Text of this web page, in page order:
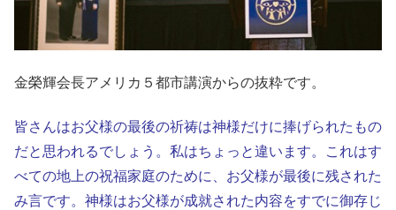
金榮輝会長アメリカ５都市講演からの抜粋です。
皆さんはお父様の最後の祈祷は神様だけに捧げられたもの
だと思われるでしょう。私はちょっと違います。これはす
べての地上の祝福家庭のために、お父様が最後に残された
み言です。神様はお父様が成就された内容をすでに御存じ